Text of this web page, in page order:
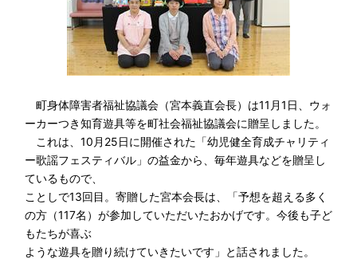
町身体障害者福祉協議会（宮本義直会長）は11月1日、ウォ
ーカーつき知育遊具等を町社会福祉協議会に贈呈しました。
これは、10月25日に開催された「幼児健全育成チャリティ
ー歌謡フェスティバル」の益金から、毎年遊具などを贈呈し
ているもので、
ことしで13回目。寄贈した宮本会長は、「予想を超える多く
の方（117名）が参加していただいたおかげです。今後も子ど
もたちが喜ぶ
ような遊具を贈り続けていきたいです」と話されました。